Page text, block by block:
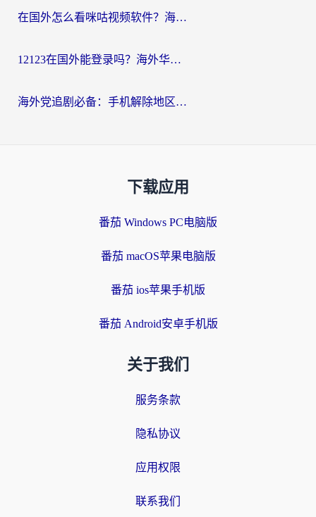
在国外怎么看咪咕视频软件？海外党亲测有效的回国加速方案
12123在国外能登录吗？海外华人必看的回国加速实用指南
海外党追剧必备：手机解除地区限制app怎么选？解决央视视频&国内剧地区限制全指南
下载应用
番茄 Windows PC电脑版
番茄 macOS苹果电脑版
番茄 ios苹果手机版
番茄 Android安卓手机版
关于我们
服务条款
隐私协议
应用权限
联系我们